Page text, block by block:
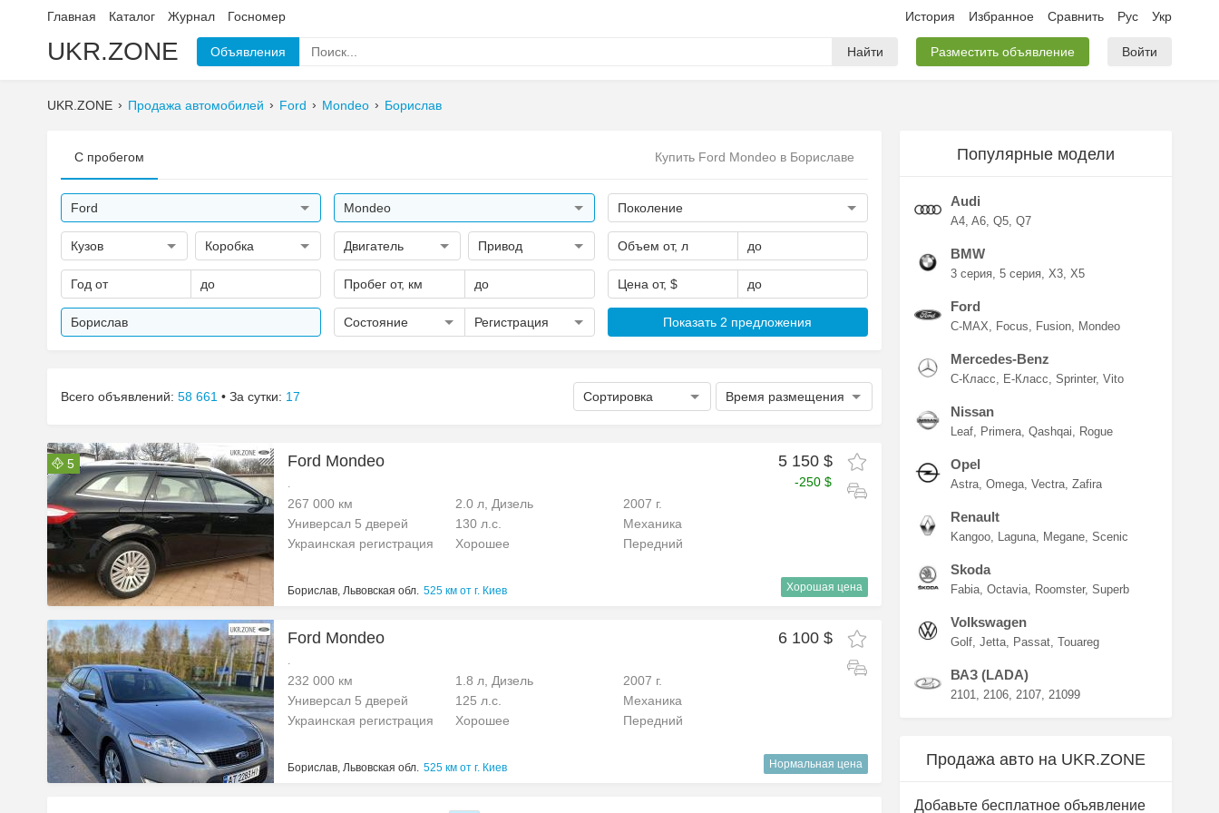
Главная Каталог Журнал Госномер История Избранное Сравнить Рус Укр
UKR.ZONE Объявления Найти Разместить объявление Войти
UKR.ZONE Продажа автомобилей Ford Mondeo Борислав
С пробегом Купить Ford Mondeo в Бориславе
Ford Mondeo Поколение
Кузов Коробка Двигатель Привод Объем от, л до
Год от до Пробег от, км до Цена от, $ до
Борислав Состояние Регистрация Показать 2 предложения
Всего объявлений: 58 661 • За сутки: 17 Сортировка Время размещения
5 Ford Mondeo 5 150 $
-250 $
.
267 000 км 2.0 л, Дизель
2007 г.
Универсал 5 дверей
130 л.с.
Механика
Украинская регистрация
Хорошее Передний
Борислав, Львовская обл. 525 км от г. Киев Хорошая цена
Ford Mondeo 6 100 $
.
232 000 км 1.8 л, Дизель
2007 г.
Универсал 5 дверей
125 л.с.
Механика
Украинская регистрация
Хорошее Передний
Борислав, Львовская обл. 525 км от г. Киев Нормальная цена
Популярные модели
Audi
A4 A6 Q5 Q7
BMW
3 серия 5 серия X3 X5
Ford
C-MAX Focus Fusion Mondeo
Mercedes-Benz
C-Класс E-Класс Sprinter Vito
Nissan
Leaf Primera Qashqai Rogue
Opel
Astra Omega Vectra Zafira
Renault
Kangoo Laguna Megane Scenic
Skoda
Fabia Octavia Roomster Superb
Volkswagen
Golf Jetta Passat Touareg
ВАЗ (LADA)
2101 2106 2107 21099
Продажа авто на UKR.ZONE
Добавьте бесплатное объявление